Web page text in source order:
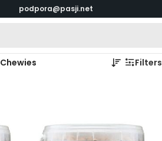
podpora@pasji.net
Chewies Filters